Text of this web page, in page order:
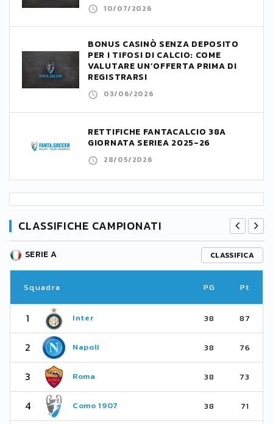
10/07/2026
BONUS CASINÒ SENZA DEPOSITO
PER I TIFOSI DI CALCIO: COME
VALUTARE UN’OFFERTA PRIMA DI
REGISTRARSI
03/06/2026
RETTIFICHE FANTACALCIO 38A
GIORNATA SERIEA 2025-26
28/05/2026
CLASSIFICHE CAMPIONATI
SERIE A CLASSIFICA
Squadra PG Pt
1 Inter 38 87
2 Napoli 38 76
3 Roma 38 73
4 Como 1907 38 71